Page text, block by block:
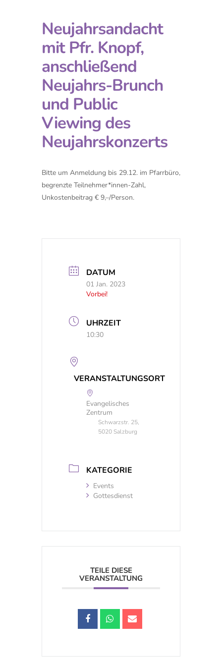
Neujahrsandacht
mit Pfr. Knopf,
anschließend
Neujahrs-Brunch
und Public
Viewing des
Neujahrskonzerts
Bitte um Anmeldung bis 29.12. im Pfarrbüro,
begrenzte Teilnehmer*innen-Zahl,
Unkostenbeitrag € 9,–/Person.
DATUM
01 Jan. 2023
Vorbei!
UHRZEIT
10:30
VERANSTALTUNGSORT
Evangelisches
Zentrum
Schwarzstr. 25,
5020 Salzburg
KATEGORIE
Events
Gottesdienst
TEILE DIESE
VERANSTALTUNG